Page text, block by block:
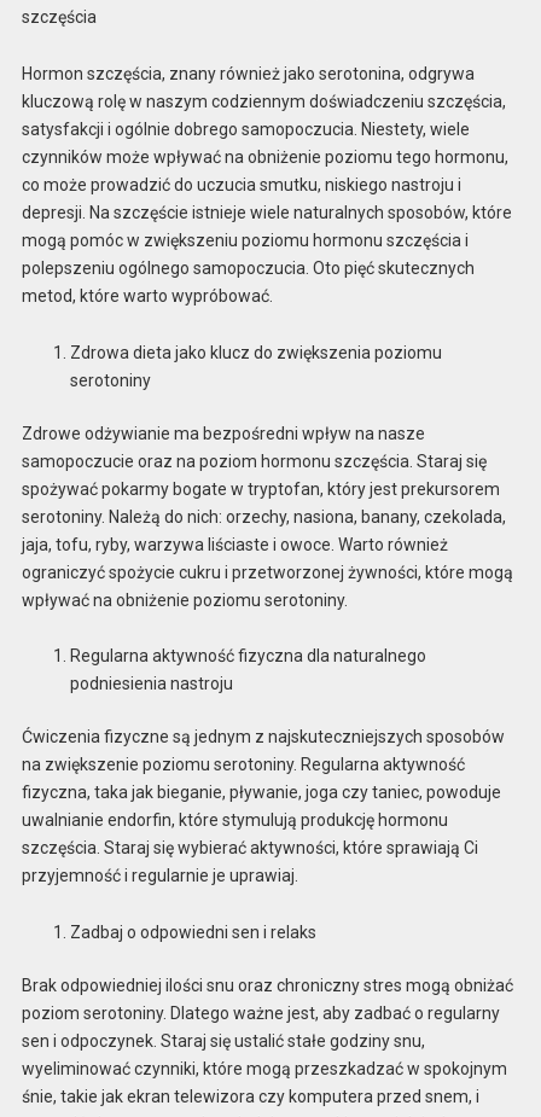
szczęścia
Hormon szczęścia, znany również jako serotonina, odgrywa
kluczową rolę w naszym codziennym doświadczeniu szczęścia,
satysfakcji i ogólnie dobrego samopoczucia. Niestety, wiele
czynników może wpływać na obniżenie poziomu tego hormonu,
co może prowadzić do uczucia smutku, niskiego nastroju i
depresji. Na szczęście istnieje wiele naturalnych sposobów, które
mogą pomóc w zwiększeniu poziomu hormonu szczęścia i
polepszeniu ogólnego samopoczucia. Oto pięć skutecznych
metod, które warto wypróbować.
Zdrowa dieta jako klucz do zwiększenia poziomu
serotoniny
Zdrowe odżywianie ma bezpośredni wpływ na nasze
samopoczucie oraz na poziom hormonu szczęścia. Staraj się
spożywać pokarmy bogate w tryptofan, który jest prekursorem
serotoniny. Należą do nich: orzechy, nasiona, banany, czekolada,
jaja, tofu, ryby, warzywa liściaste i owoce. Warto również
ograniczyć spożycie cukru i przetworzonej żywności, które mogą
wpływać na obniżenie poziomu serotoniny.
Regularna aktywność fizyczna dla naturalnego
podniesienia nastroju
Ćwiczenia fizyczne są jednym z najskuteczniejszych sposobów
na zwiększenie poziomu serotoniny. Regularna aktywność
fizyczna, taka jak bieganie, pływanie, joga czy taniec, powoduje
uwalnianie endorfin, które stymulują produkcję hormonu
szczęścia. Staraj się wybierać aktywności, które sprawiają Ci
przyjemność i regularnie je uprawiaj.
Zadbaj o odpowiedni sen i relaks
Brak odpowiedniej ilości snu oraz chroniczny stres mogą obniżać
poziom serotoniny. Dlatego ważne jest, aby zadbać o regularny
sen i odpoczynek. Staraj się ustalić stałe godziny snu,
wyeliminować czynniki, które mogą przeszkadzać w spokojnym
śnie, takie jak ekran telewizora czy komputera przed snem, i